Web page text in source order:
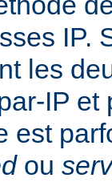
IP.
les
IP et
est
ou